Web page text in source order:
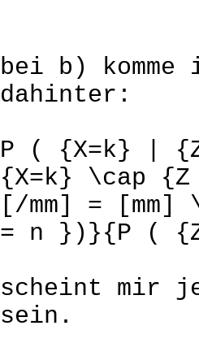
bei b)
dahinter:
P ( {X=k} |
{X=k} \cap
[/mm] =
= n })}{P (
scheint mir
sein.